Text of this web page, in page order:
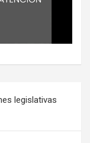
legislativas